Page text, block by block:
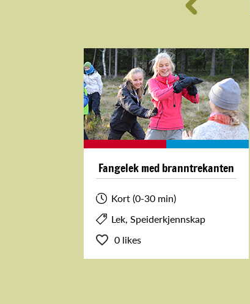
Fangelek med branntrekanten
Kort (0-30 min)
Lek, Speiderkjennskap
0 likes